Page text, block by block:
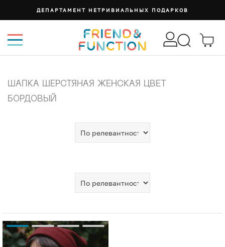
ДЕПАРТАМЕНТ НЕТРИВИАЛЬНЫХ ПОДАРКОВ
ШАПКА ШЕРСТЯНАЯ ЖЕНСКАЯ ЦВЕТ
БОРДОВЫЙ